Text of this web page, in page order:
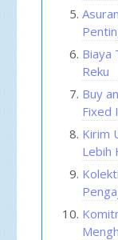
Biaya
Reku
Buy
Fixed
Kirim
Lebih